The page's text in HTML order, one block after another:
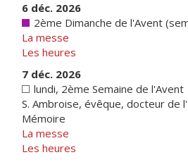
6 déc. 2026
2ème Dimanche de l'Avent
La messe
Les heures
7 déc. 2026
lundi, 2ème Semaine de l'Avent
S. Ambroise, évêque, docteur de
Mémoire
La messe
Les heures